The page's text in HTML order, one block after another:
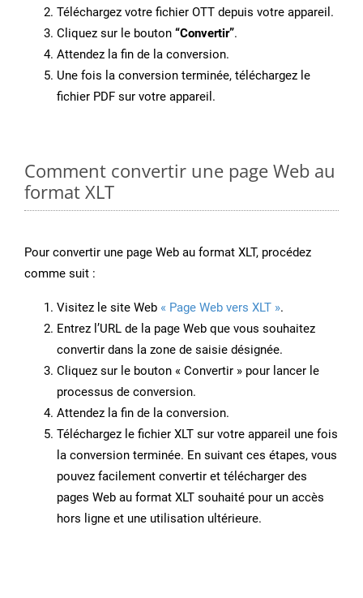
Téléchargez votre fichier OTT depuis votre appareil.
Cliquez sur le bouton “Convertir”.
Attendez la fin de la conversion.
Une fois la conversion terminée, téléchargez le
fichier PDF sur votre appareil.
Comment convertir une page Web au
format XLT
Pour convertir une page Web au format XLT, procédez
comme suit :
Visitez le site Web « Page Web vers XLT ».
Entrez l’URL de la page Web que vous souhaitez
convertir dans la zone de saisie désignée.
Cliquez sur le bouton « Convertir » pour lancer le
processus de conversion.
Attendez la fin de la conversion.
Téléchargez le fichier XLT sur votre appareil une fois
la conversion terminée. En suivant ces étapes, vous
pouvez facilement convertir et télécharger des
pages Web au format XLT souhaité pour un accès
hors ligne et une utilisation ultérieure.